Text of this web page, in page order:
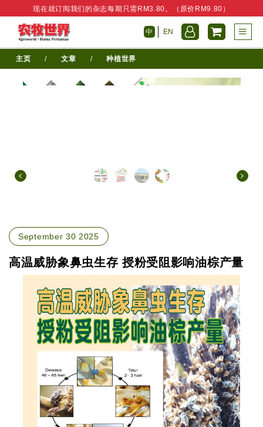
现在就订阅我们的杂志每期只需RM3.80。（原价RM9.80）
中 EN
主页 / 文章 / 种植世界
September 30 2025
高温威胁象鼻虫生存 授粉受阻影响油棕产量